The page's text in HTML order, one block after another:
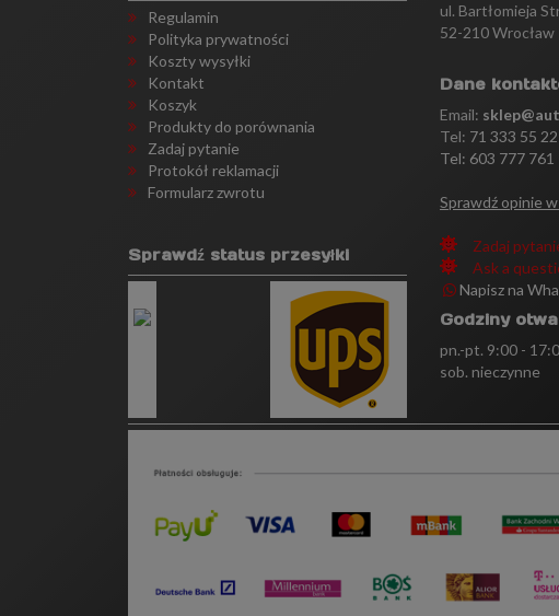
Regulamin
Polityka prywatności
Koszty wysyłki
Kontakt
Koszyk
Produkty do porównania
Zadaj pytanie
Protokół reklamacji
Formularz zwrotu
Sprawdź status przesyłki
ul. Bartłomieja
52-210 Wrocław
Dane
Email:
Tel: 71 333 55 22
Tel: 603 777 761
Sprawdź opinie
Zadaj
Ask a
Napisz na
Godziny
pn.-pt. 9:00 -
sob. nieczynne